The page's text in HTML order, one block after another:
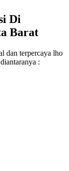
Di
Barat
dan terpercaya lho
: